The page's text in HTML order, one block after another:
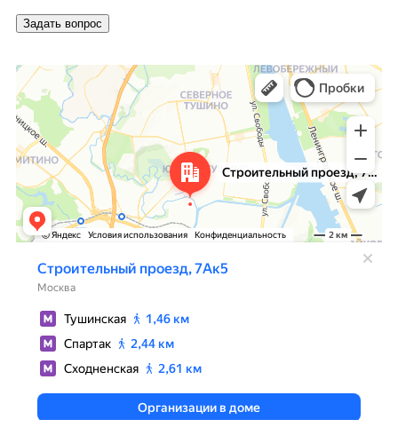
Москва
Яндекс Карты — транспорт, навигация, поиск мест